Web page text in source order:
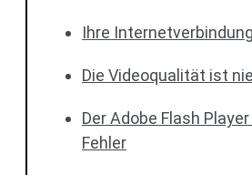
Ihre
Die Videoqualität ist
Der Adobe Flash
Fehler